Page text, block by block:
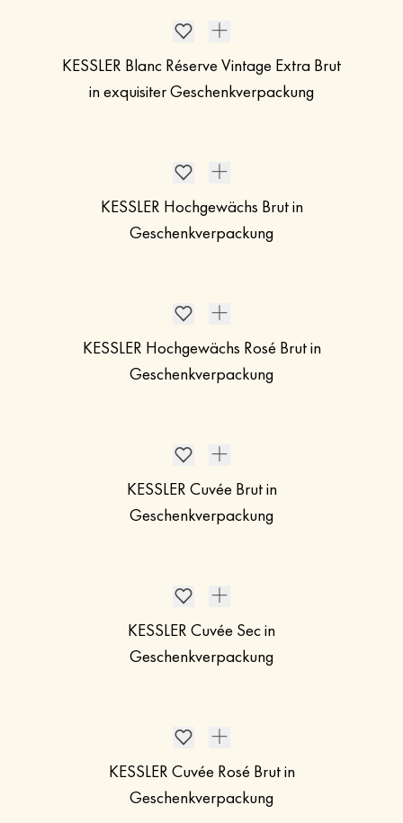
KESSLER Blanc Réserve Vintage Extra Brut
in exquisiter Geschenkverpackung
KESSLER Hochgewächs Brut in
Geschenkverpackung
KESSLER Hochgewächs Rosé Brut in
Geschenkverpackung
KESSLER Cuvée Brut in
Geschenkverpackung
KESSLER Cuvée Sec in
Geschenkverpackung
KESSLER Cuvée Rosé Brut in
Geschenkverpackung